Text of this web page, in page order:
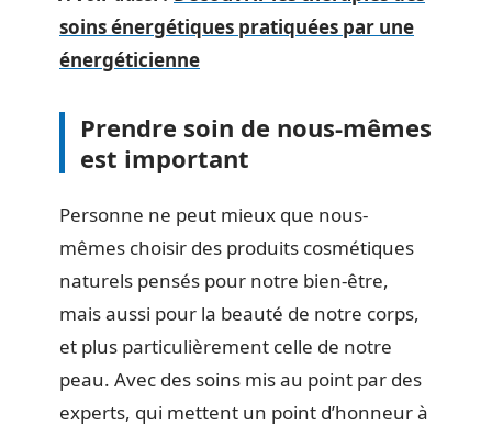
soins énergétiques pratiquées par une
énergéticienne
Prendre soin de nous-mêmes
est important
Personne ne peut mieux que nous-
mêmes choisir des produits cosmétiques
naturels pensés pour notre bien-être,
mais aussi pour la beauté de notre corps,
et plus particulièrement celle de notre
peau. Avec des soins mis au point par des
experts, qui mettent un point d’honneur à